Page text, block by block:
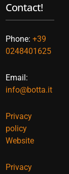
Contact!
Phone: +39
0248401625
Email:
info@botta.it
Privacy
policy
Website
Privacy